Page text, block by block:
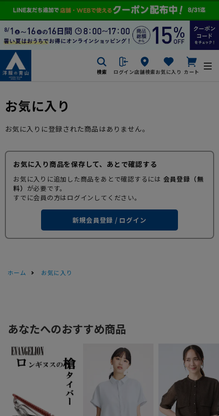
検索 ログイン店舗検索お気に入り カート
お気に入り
お気に入りに登録された商品はありません。
お気に入り商品を保存して、あとで確認する
お気に入りに追加した商品をあとで確認するには 会員登録（無
料） が必要です。
すでに会員の方はログインしてください。
新規会員登録 / ログイン
ホーム お気に入り